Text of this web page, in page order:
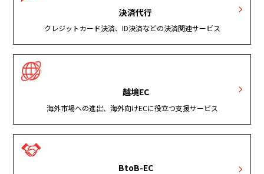
決済代行
クレジットカード決済、ID決済などの決済関連サービス
越境EC
海外市場への進出、海外向けECに役立つ支援サービス
BtoB-EC